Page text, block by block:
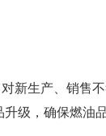
新生产、销售
级，确保燃油品